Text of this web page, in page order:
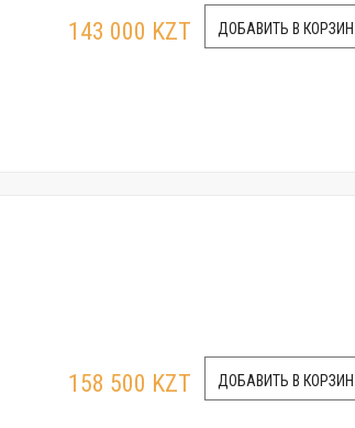
143 000 KZT ДОБАВИТЬ В
158 500 KZT ДОБАВИТЬ В